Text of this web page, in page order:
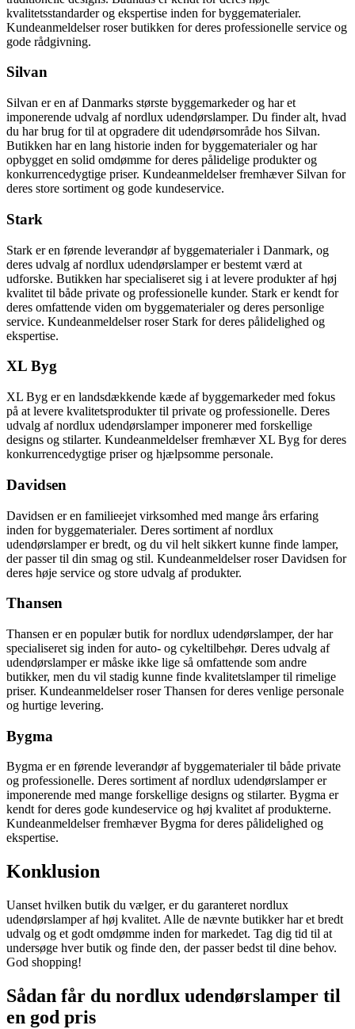
kvalitetsstandarder og ekspertise inden for byggematerialer.
Kundeanmeldelser roser butikken for deres professionelle service og
gode rådgivning.
Silvan
Silvan er en af Danmarks største byggemarkeder og har et
imponerende udvalg af nordlux udendørslamper. Du finder alt, hvad
du har brug for til at opgradere dit udendørsområde hos Silvan.
Butikken har en lang historie inden for byggematerialer og har
opbygget en solid omdømme for deres pålidelige produkter og
konkurrencedygtige priser. Kundeanmeldelser fremhæver Silvan for
deres store sortiment og gode kundeservice.
Stark
Stark er en førende leverandør af byggematerialer i Danmark, og
deres udvalg af nordlux udendørslamper er bestemt værd at
udforske. Butikken har specialiseret sig i at levere produkter af høj
kvalitet til både private og professionelle kunder. Stark er kendt for
deres omfattende viden om byggematerialer og deres personlige
service. Kundeanmeldelser roser Stark for deres pålidelighed og
ekspertise.
XL Byg
XL Byg er en landsdækkende kæde af byggemarkeder med fokus
på at levere kvalitetsprodukter til private og professionelle. Deres
udvalg af nordlux udendørslamper imponerer med forskellige
designs og stilarter. Kundeanmeldelser fremhæver XL Byg for deres
konkurrencedygtige priser og hjælpsomme personale.
Davidsen
Davidsen er en familieejet virksomhed med mange års erfaring
inden for byggematerialer. Deres sortiment af nordlux
udendørslamper er bredt, og du vil helt sikkert kunne finde lamper,
der passer til din smag og stil. Kundeanmeldelser roser Davidsen for
deres høje service og store udvalg af produkter.
Thansen
Thansen er en populær butik for nordlux udendørslamper, der har
specialiseret sig inden for auto- og cykeltilbehør. Deres udvalg af
udendørslamper er måske ikke lige så omfattende som andre
butikker, men du vil stadig kunne finde kvalitetslamper til rimelige
priser. Kundeanmeldelser roser Thansen for deres venlige personale
og hurtige levering.
Bygma
Bygma er en førende leverandør af byggematerialer til både private
og professionelle. Deres sortiment af nordlux udendørslamper er
imponerende med mange forskellige designs og stilarter. Bygma er
kendt for deres gode kundeservice og høj kvalitet af produkterne.
Kundeanmeldelser fremhæver Bygma for deres pålidelighed og
ekspertise.
Konklusion
Uanset hvilken butik du vælger, er du garanteret nordlux
udendørslamper af høj kvalitet. Alle de nævnte butikker har et bredt
udvalg og et godt omdømme inden for markedet. Tag dig tid til at
undersøge hver butik og finde den, der passer bedst til dine behov.
God shopping!
Sådan får du nordlux udendørslamper til
en god pris